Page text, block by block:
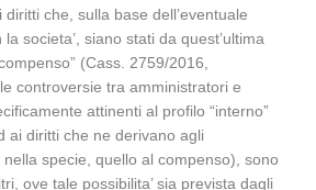
che, sulla base dell’eventuale
societa’, siano stati da quest’ultima
(Cass. 2759/2016,
controversie tra amministratori e
attinenti al profilo “interno”
ai diritti che ne derivano agli
specie, quello al compenso), sono
ove tale possibilita’ sia prevista dagli